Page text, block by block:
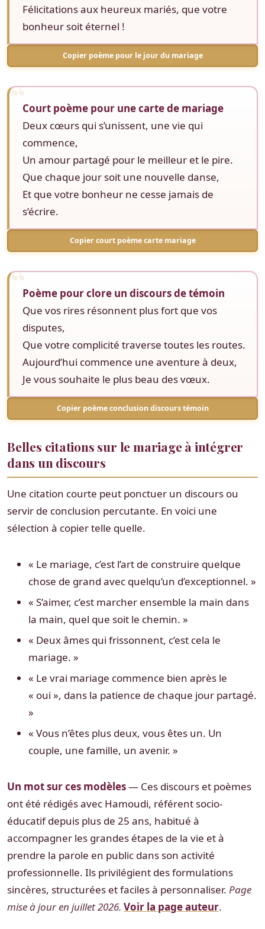
Félicitations aux heureux mariés, que votre
bonheur soit éternel !
Copier poème pour le jour du mariage
Court poème pour une carte de mariage
Deux cœurs qui s’unissent, une vie qui
commence,
Un amour partagé pour le meilleur et le pire.
Que chaque jour soit une nouvelle danse,
Et que votre bonheur ne cesse jamais de
s’écrire.
Copier court poème carte mariage
Poème pour clore un discours de témoin
Que vos rires résonnent plus fort que vos
disputes,
Que votre complicité traverse toutes les routes.
Aujourd’hui commence une aventure à deux,
Je vous souhaite le plus beau des vœux.
Copier poème conclusion discours témoin
Belles citations sur le mariage à intégrer
dans un discours
Une citation courte peut ponctuer un discours ou
servir de conclusion percutante. En voici une
sélection à copier telle quelle.
« Le mariage, c’est l’art de construire quelque
chose de grand avec quelqu’un d’exceptionnel. »
« S’aimer, c’est marcher ensemble la main dans
la main, quel que soit le chemin. »
« Deux âmes qui frissonnent, c’est cela le
mariage. »
« Le vrai mariage commence bien après le
« oui », dans la patience de chaque jour partagé.
»
« Vous n’êtes plus deux, vous êtes un. Un
couple, une famille, un avenir. »
Un mot sur ces modèles— Ces discours et poèmes
ont été rédigés avec Hamoudi, référent socio-
éducatif depuis plus de 25 ans, habitué à
accompagner les grandes étapes de la vie et à
prendre la parole en public dans son activité
professionnelle. Ils privilégient des formulations
sincères, structurées et faciles à personnaliser. Page
mise à jour en juillet 2026. Voir la page auteur.